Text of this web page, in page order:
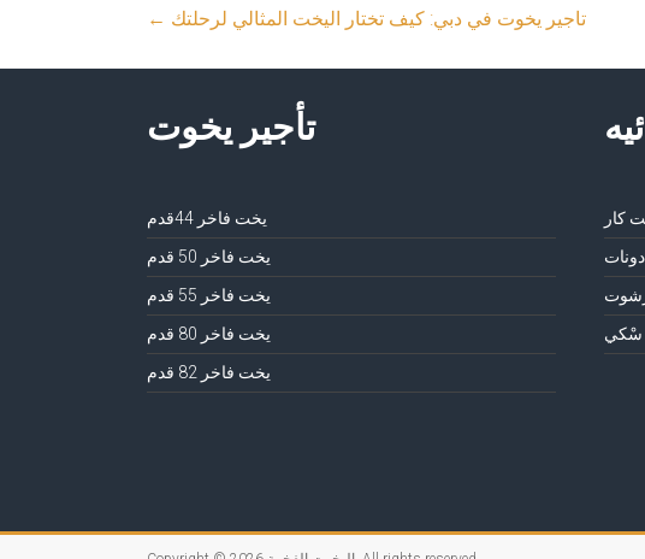
← تاجير يخوت في دبي: كيف تختار اليخت المثالي لرحلتك
تأجير يخوت
يخت فاخر 44قدم
يخت فاخر 50 قدم
يخت فاخر 55 قدم
يخت فاخر 80 قدم
يخت فاخر 82 قدم
كار
دونات
سْكي